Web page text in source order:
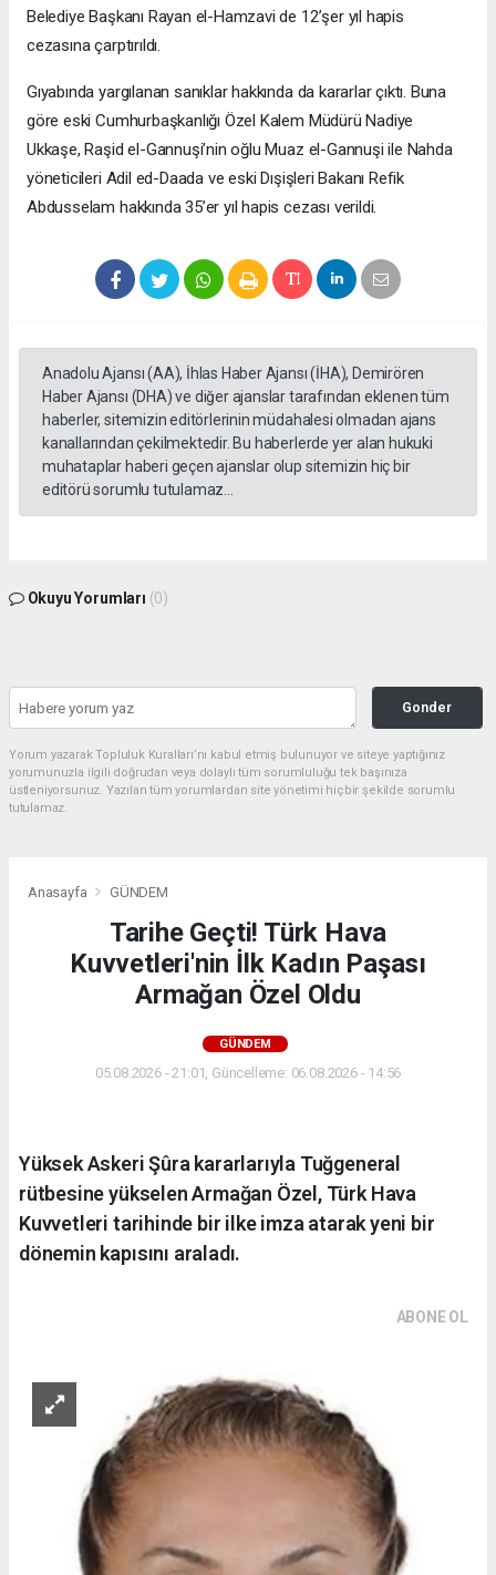
Belediye Başkanı Rayan el-Hamzavi de 12’şer yıl hapis
cezasına çarptırıldı.
Gıyabında yargılanan sanıklar hakkında da kararlar çıktı. Buna
göre eski Cumhurbaşkanlığı Özel Kalem Müdürü Nadiye
Ukkaşe, Raşid el-Gannuşi’nin oğlu Muaz el-Gannuşi ile Nahda
yöneticileri Adil ed-Daada ve eski Dışişleri Bakanı Refik
Abdusselam hakkında 35’er yıl hapis cezası verildi.
Anadolu Ajansı (AA), İhlas Haber Ajansı (İHA), Demirören
Haber Ajansı (DHA) ve diğer ajanslar tarafından eklenen tüm
haberler, sitemizin editörlerinin müdahalesi olmadan ajans
kanallarından çekilmektedir. Bu haberlerde yer alan hukuki
muhataplar haberi geçen ajanslar olup sitemizin hiç bir
editörü sorumlu tutulamaz...
Okuyu Yorumları (0)
Gonder
Yorum yazarak Topluluk Kuralları’nı kabul etmiş bulunuyor ve siteye yaptığınız
yorumunuzla ilgili doğrudan veya dolaylı tüm sorumluluğu tek başınıza
üstleniyorsunuz. Yazılan tüm yorumlardan site yönetimi hiçbir şekilde sorumlu
tutulamaz.
Anasayfa GÜNDEM
Tarihe Geçti! Türk Hava
Kuvvetleri'nin İlk Kadın Paşası
Armağan Özel Oldu
GÜNDEM
05.08.2026 - 21:01, Güncelleme: 06.08.2026 - 14:56
Yüksek Askeri Şûra kararlarıyla Tuğgeneral
rütbesine yükselen Armağan Özel, Türk Hava
Kuvvetleri tarihinde bir ilke imza atarak yeni bir
dönemin kapısını araladı.
ABONE OL